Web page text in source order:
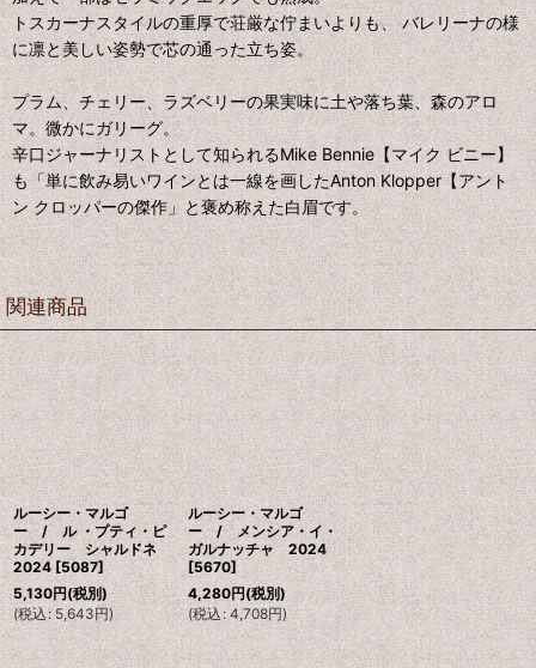
トスカーナスタイルの重厚で荘厳な佇まいよりも、 バレリーナの様
に凛と美しい姿勢で芯の通った立ち姿。
プラム、チェリー、ラズベリーの果実味に土や落ち葉、森のアロ
マ。微かにガリーグ。
辛口ジャーナリストとして知られるMike Bennie【マイク ビニー】
も「単に飲み易いワインとは一線を画したAnton Klopper【アント
ン クロッパーの傑作」と褒め称えた白眉です。
関連商品
ルーシー・マルゴ
ー / ル ・プティ・ピ
カデリー シャルドネ
2024 [5087]
5,130円(税別)
(税込: 5,643円)
ルーシー・マルゴ
ー / メンシア・イ・
ガルナッチャ 2024
[5670]
4,280円(税別)
(税込 : 4,708円)